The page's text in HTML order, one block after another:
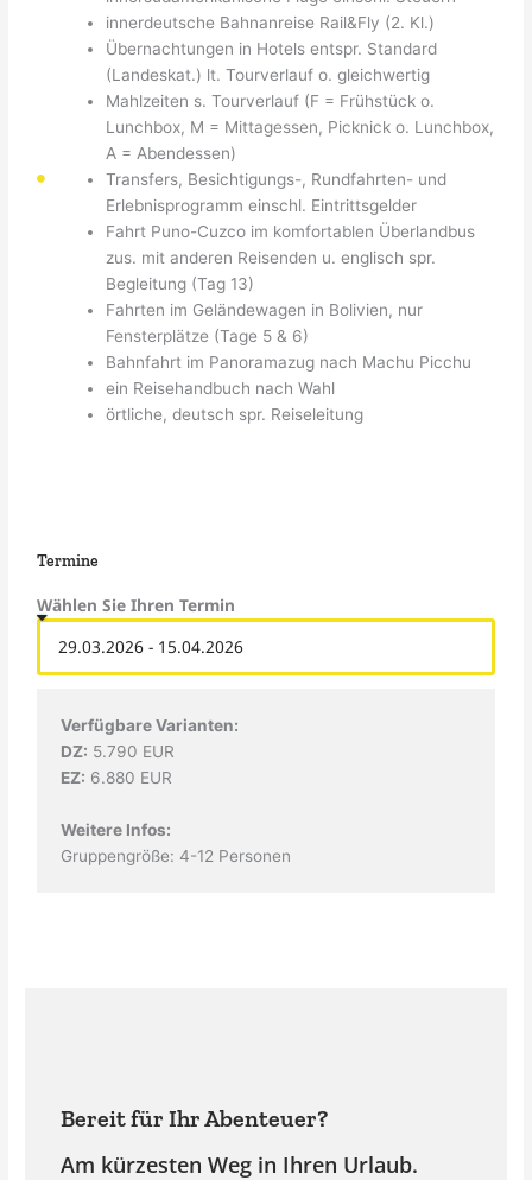
innerdeutsche Bahnanreise Rail&Fly (2. Kl.)
Übernachtungen in Hotels entspr. Standard
(Landeskat.) lt. Tourverlauf o. gleichwertig
Mahlzeiten s. Tourverlauf (F = Frühstück o.
Lunchbox, M = Mittagessen, Picknick o. Lunchbox,
A = Abendessen)
Transfers, Besichtigungs-, Rundfahrten- und
Erlebnisprogramm einschl. Eintrittsgelder
Fahrt Puno-Cuzco im komfortablen Überlandbus
zus. mit anderen Reisenden u. englisch spr.
Begleitung (Tag 13)
Fahrten im Geländewagen in Bolivien, nur
Fensterplätze (Tage 5 & 6)
Bahnfahrt im Panoramazug nach Machu Picchu
ein Reisehandbuch nach Wahl
örtliche, deutsch spr. Reiseleitung
Termine
Wählen Sie Ihren Termin
Verfügbare Varianten:
DZ: 5.790 EUR
EZ: 6.880 EUR
Weitere Infos:
Gruppengröße: 4-12 Personen
Bereit für Ihr Abenteuer?
Am kürzesten Weg in Ihren Urlaub.